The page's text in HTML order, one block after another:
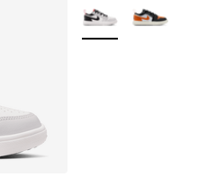
Plus de couleurs